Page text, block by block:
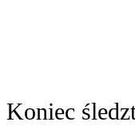
Koniec